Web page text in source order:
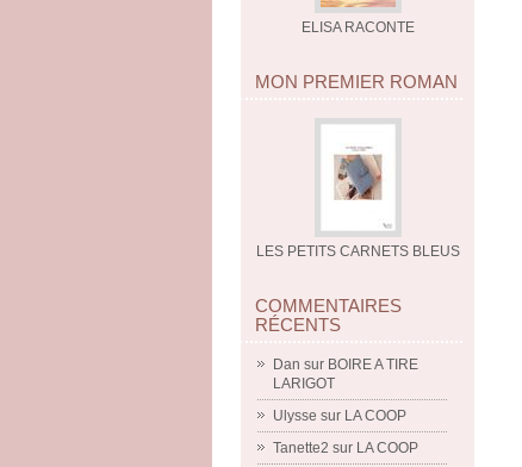
ELISA RACONTE
MON PREMIER ROMAN
LES PETITS CARNETS BLEUS
COMMENTAIRES
RÉCENTS
Dan sur BOIRE A TIRE
LARIGOT
Ulysse sur LA COOP
Tanette2 sur LA COOP